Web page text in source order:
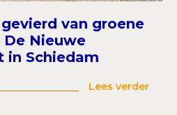
van groene
Nieuwe
in Schiedam
Lees verder